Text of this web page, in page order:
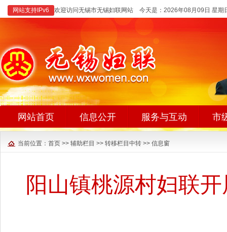
网站支持IPv6 欢迎访问无锡市无锡妇联网站 今天是： 2026年08月09日 星期
网站首页 信息公开 服务与互动 市
当前位置： 首页 >> 辅助栏目 >> 转移栏目中转 >> 信息窗
阳山镇桃源村妇联